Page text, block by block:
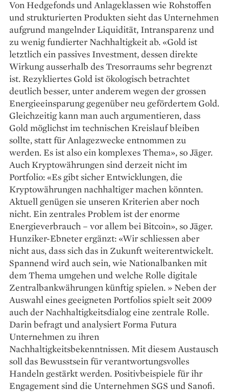
Von Hedgefonds und Anlageklassen wie Rohstoffen
und strukturierten Produkten sieht das Unternehmen
aufgrund mangelnder Liquidität, Intransparenz und
zu wenig fundierter Nachhaltigkeit ab. «Gold ist
letztlich ein passives Investment, dessen direkte
Wirkung ausserhalb des Tresorraums sehr begrenzt
ist. Rezykliertes Gold ist ökologisch betrachtet
deutlich besser, unter anderem wegen der grossen
Energieeinsparung gegenüber neu gefördertem Gold.
Gleichzeitig kann man auch argumentieren, dass
Gold möglichst im technischen Kreislauf bleiben
sollte, statt für Anlagezwecke entnommen zu
werden. Es ist also ein komplexes Thema», so Jäger.
Auch Kryptowährungen sind derzeit nicht im
Portfolio: «Es gibt sicher Entwicklungen, die
Kryptowährungen nachhaltiger machen könnten.
Aktuell genügen sie unseren Kriterien aber noch
nicht. Ein zentrales Problem ist der enorme
Energieverbrauch – vor allem bei Bitcoin», so Jäger.
Hunziker-Ebneter ergänzt: «Wir schliessen aber
nicht aus, dass sich das in Zukunft weiterentwickelt.
Spannend wird auch sein, wie Nationalbanken mit
dem Thema umgehen und welche Rolle digitale
Zentralbankwährungen künftig spielen. » Neben der
Auswahl eines geeigneten Portfolios spielt seit 2009
auch der Nachhaltigkeitsdialog eine zentrale Rolle.
Darin befragt und analysiert Forma Futura
Unternehmen zu ihren
Nachhaltigkeitsbekenntnissen. Mit diesem Austausch
soll das Bewusstsein für verantwortungsvolles
Handeln gestärkt werden. Positiv­beispiele für ihr
Engagement sind die Unter­nehmen SGS und Sanofi.